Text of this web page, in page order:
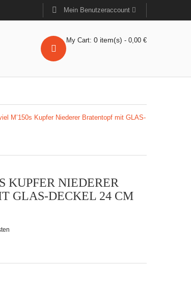
Mein Benutzeraccount
My Cart: 0 item(s) - 0,00 €
M’150s Kupfer Niederer Bratentopf mit GLAS-
KUPFER NIEDERER
GLAS-DECKEL 24 CM